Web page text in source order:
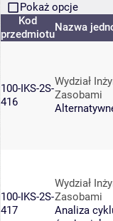
Pokaż opcje
Kod
przedmiotu
Nazwa
100-IKS-2S-
416
Wydział
Zasobami
100-IKS-2S-
417
Wydział
Zasobami
Analiza